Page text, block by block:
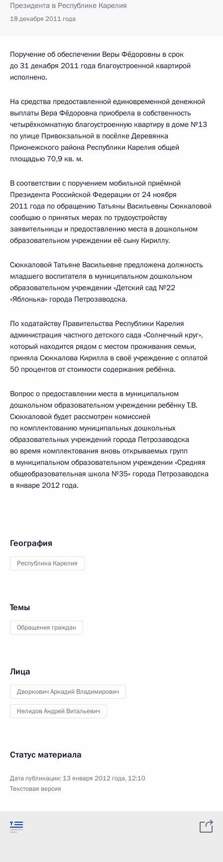
Президента в Республике Карелия
18 декабря 2011 года
Поручение об обеспечении Веры Фёдоровны в срок
до 31 декабря 2011 года благоустроенной квартирой
исполнено.
На средства предоставленной единовременной денежной
выплаты Вера Фёдоровна приобрела в собственность
четырёхкомнатную благоустроенную квартиру в доме №13
по улице Привокзальной в посёлке Деревянка
Прионежского района Республики Карелия общей
площадью 70,9 кв. м.
В соответствии с поручением мобильной приёмной
Президента Российской Федерации от 24 ноября
2011 года по обращению Татьяны Васильевны Сюккаловой
сообщаю о принятых мерах по трудоустройству
заявительницы и предоставлению места в дошкольном
образовательном учреждении её сыну Кириллу.
Сюккаловой Татьяне Васильевне предложена должность
младшего воспитателя в муниципальном дошкольном
образовательном учреждении «Детский сад №22
«Яблонька» города Петрозаводска.
По ходатайству Правительства Республики Карелия
администрация частного детского сада «Солнечный круг»,
который находится рядом с местом проживания семьи,
приняла Сюккалова Кирилла в своё учреждение с оплатой
50 процентов от стоимости содержания ребёнка.
Вопрос о предоставлении места в муниципальном
дошкольном образовательном учреждении ребёнку T.B.
Сюккаловой будет рассмотрен комиссией
по комплектованию муниципальных дошкольных
образовательных учреждений города Петрозаводска
во время комплектования вновь открываемых групп
в муниципальном образовательном учреждении «Средняя
общеобразовательная школа №35» города Петрозаводска
в январе 2012 года.
География
Республика Карелия
Темы
Обращения граждан
Лица
Дворкович Аркадий Владимирович
Нелидов Андрей Витальевич
Статус материала
Дата публикации: 13 января 2012 года, 12:10
Текстовая версия